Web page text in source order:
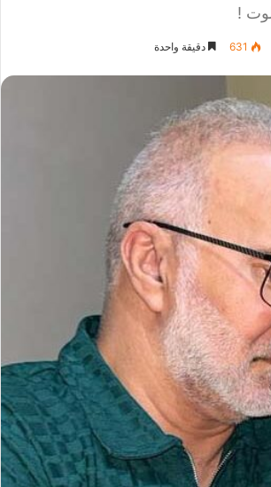
!
631 دقيقة واحدة